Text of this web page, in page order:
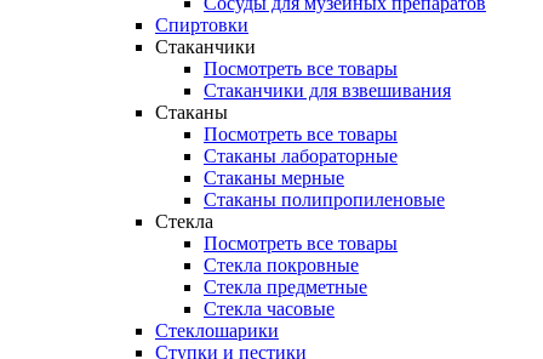
Спиртовки
Стаканчики
Посмотреть все товары
Стаканчики для взвешивания
Стаканы
Посмотреть все товары
Стаканы лабораторные
Стаканы мерные
Стаканы полипропиленовые
Стекла
Посмотреть все товары
Стекла покровные
Стекла предметные
Стекла часовые
Стеклошарики
Ступки и пестики